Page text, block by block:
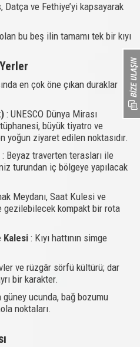
Datça ve Fethiye’yi kapsayarak
bu beş ilin tamamı tek bir kıyı
en çok öne çıkan duraklar
: UNESCO Dünya Mirası
büyük tiyatro ve
yoğun ziyaret edilen noktasıdır.
: Beyaz traverten terasları ile
turundan iç bölgeye yapılacak
Meydanı, Saat Kulesi ve
gezilebilecek kompakt bir rota
Kalesi : Kıyı hattının simge
ve rüzgâr sörfü kültürü; dar
bir karakter.
güney ucunda, bağ bozumu
noktaları.